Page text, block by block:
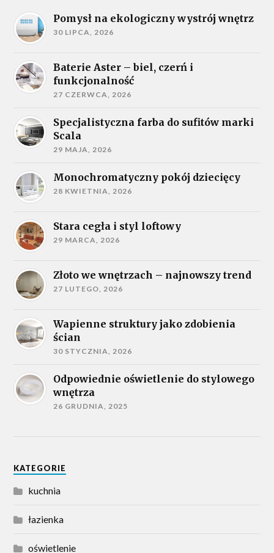
Pomysł na ekologiczny wystrój wnętrz
30 LIPCA, 2026
Baterie Aster – biel, czerń i
funkcjonalność
27 CZERWCA, 2026
Specjalistyczna farba do sufitów marki
Scala
29 MAJA, 2026
Monochromatyczny pokój dziecięcy
28 KWIETNIA, 2026
Stara cegła i styl loftowy
29 MARCA, 2026
Złoto we wnętrzach – najnowszy trend
27 LUTEGO, 2026
Wapienne struktury jako zdobienia
ścian
30 STYCZNIA, 2026
Odpowiednie oświetlenie do stylowego
wnętrza
26 GRUDNIA, 2025
KATEGORIE
kuchnia
łazienka
oświetlenie